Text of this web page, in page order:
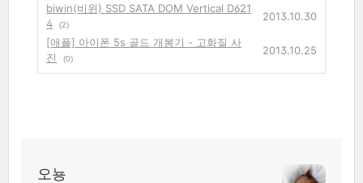
biwin(비윈) SSD SATA DOM Vertical D621
4
(2)
2013.10.30
[애플] 아이폰 5s 골드 개봉기 - 고화질 사
진
(0)
2013.10.25
오뇽